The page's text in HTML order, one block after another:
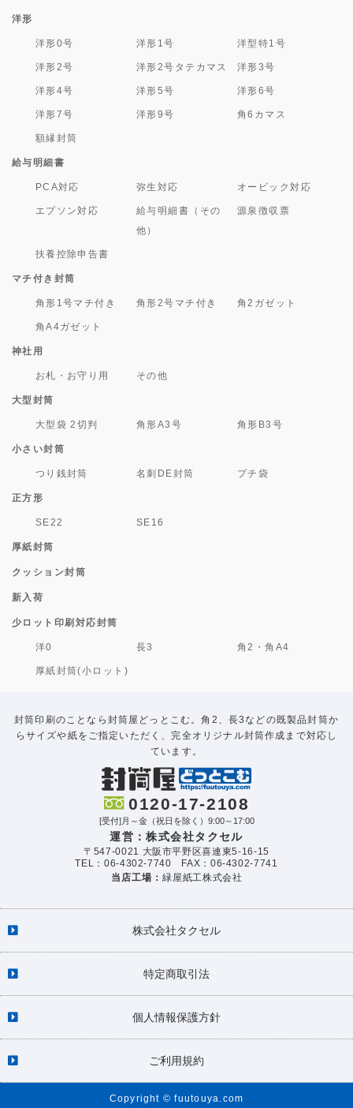
洋形
洋形0号 洋形1号 洋型特1号
洋形2号 洋形2号タテカマス 洋形3号
洋形4号 洋形5号 洋形6号
洋形7号 洋形9号 角6カマス
額縁封筒
給与明細書
PCA対応 弥生対応 オービック対応
エプソン対応
給与明細書（その
他）
源泉徴収票
扶養控除申告書
マチ付き封筒
角形1号マチ付き 角形2号マチ付き 角2ガゼット
角A4ガゼット
神社用
お札・お守り用 その他
大型封筒
大型袋 2切判 角形A3号 角形B3号
小さい封筒
つり銭封筒 名刺DE封筒 プチ袋
正方形
SE22 SE16
厚紙封筒
クッション封筒
新入荷
少ロット印刷対応封筒
洋0 長3 角2・角A4
厚紙封筒(小ロット)
封筒印刷のことなら封筒屋どっとこむ。角2、長3などの既製品封筒か
らサイズや紙をご指定いただく、完全オリジナル封筒作成まで対応し
ています。
0120-17-2108
[受付]月～金（祝日を除く）9:00～17:00
運営：株式会社タクセル
〒547-0021 大阪市平野区喜連東5-16-15
TEL：06-4302-7740 FAX：06-4302-7741
当店工場：緑屋紙工株式会社
株式会社タクセル
特定商取引法
個人情報保護方針
ご利用規約
Copyright © fuutouya.com